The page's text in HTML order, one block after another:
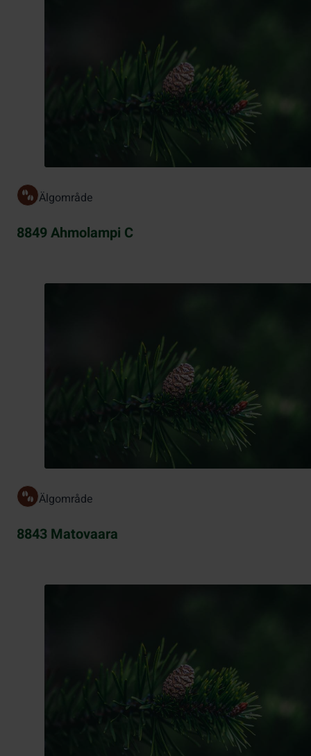
Älgområde
8849 Ahmolampi C
Älgområde
8843 Matovaara